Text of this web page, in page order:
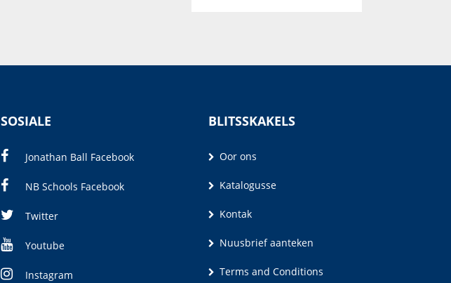
SOSIALE
Jonathan Ball Facebook
NB Schools Facebook
Twitter
Youtube
Instagram
BLITSSKAKELS
Oor ons
Katalogusse
Kontak
Nuusbrief aanteken
Terms and Conditions